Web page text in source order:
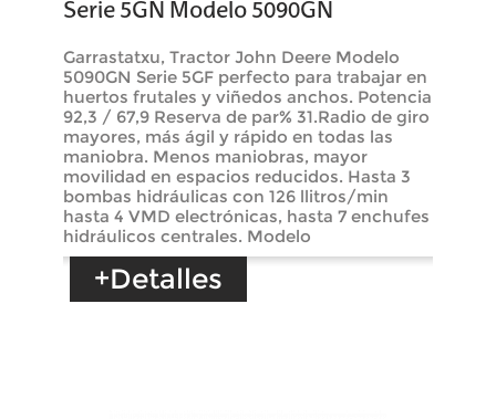
Serie 5GN Modelo 5090GN
Garrastatxu, Tractor John Deere Modelo
5090GN Serie 5GF perfecto para trabajar en
huertos frutales y viñedos anchos. Potencia
92,3 / 67,9 Reserva de par% 31.Radio de giro
mayores, más ágil y rápido en todas las
maniobra. Menos maniobras, mayor
movilidad en espacios reducidos. Hasta 3
bombas hidráulicas con 126 llitros/min
hasta 4 VMD electrónicas, hasta 7 enchufes
hidráulicos centrales. Modelo
+Detalles